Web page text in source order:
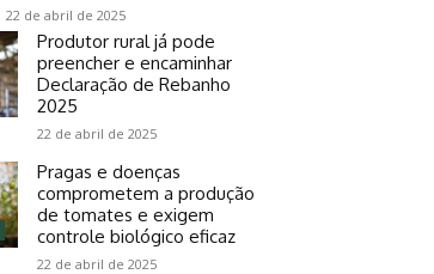
22 de abril de 2025
Produtor rural já pode
preencher e encaminhar
Declaração de Rebanho
2025
22 de abril de 2025
Pragas e doenças
comprometem a produção
de tomates e exigem
controle biológico eficaz
22 de abril de 2025